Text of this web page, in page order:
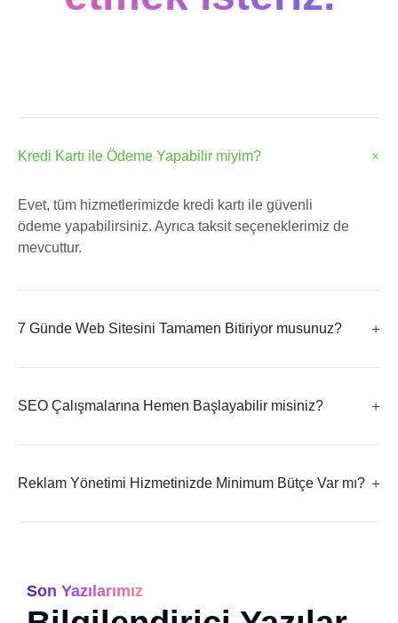
Kredi Kartı ile Ödeme Yapabilir miyim?
Evet, tüm hizmetlerimizde kredi kartı ile güvenli
ödeme yapabilirsiniz. Ayrıca taksit seçeneklerimiz de
mevcuttur.
7 Günde Web Sitesini Tamamen Bitiriyor musunuz?
SEO Çalışmalarına Hemen Başlayabilir misiniz?
Reklam Yönetimi Hizmetinizde Minimum Bütçe Var mı?
Son Yazılarımız